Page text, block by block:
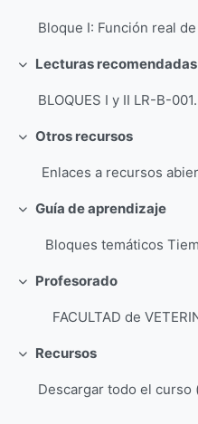
Collapse
Lecturas recomendadas
Collapse
Otros recursos
Collapse
Guía de aprendizaje
Collapse
Profesorado
Collapse
Recursos